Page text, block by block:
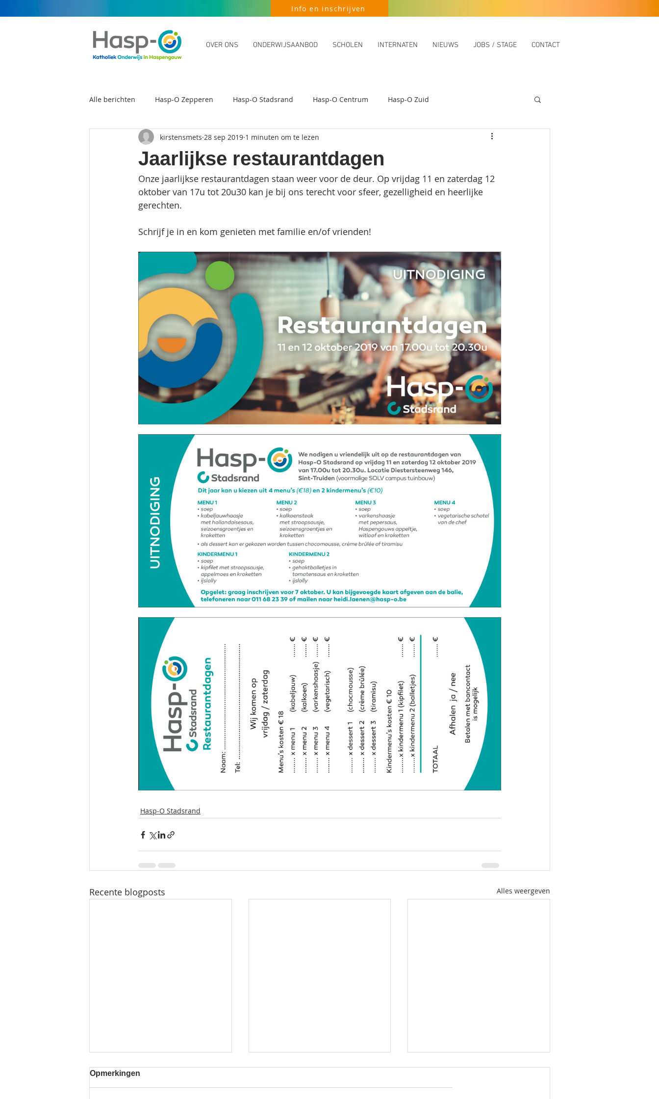
Info en inschrijven
OVER ONS ONDERWIJSAANBOD SCHOLEN INTERNATEN NIEUWS JOBS / STAGE CONTACT
Alle berichten Hasp-O Zepperen Hasp-O Stadsrand Hasp-O Centrum Hasp-O Zuid
Scholengemeenschap Hasp-O
Jaarlijkse restaurantdagen
kirstensmets 28 sep 2019 1 minuten om te lezen
Onze jaarlijkse restaurantdagen staan weer voor de deur. Op vrijdag 11 en zaterdag 12
oktober van 17u tot 20u30 kan je bij ons terecht voor sfeer, gezelligheid en heerlijke
gerechten.
Schrijf je in en kom genieten met familie en/of vrienden!
Hasp-O Stadsrand
Recente blogposts Alles weergeven
Opmerkingen